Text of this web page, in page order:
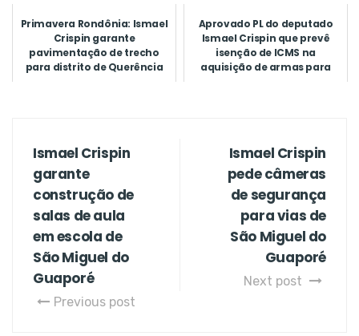
Primavera Rondônia: Ismael
Crispin garante
pavimentação de trecho
para distrito de Querência
Aprovado PL do deputado
Ismael Crispin que prevê
isenção de ICMS na
aquisição de armas para
Ismael Crispin
garante
construção de
salas de aula
em escola de
São Miguel do
Guaporé
Previous post
Ismael Crispin
pede câmeras
de segurança
para vias de
São Miguel do
Guaporé
Next post